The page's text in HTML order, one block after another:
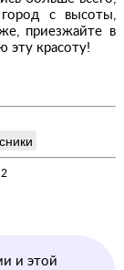
с высоты,
приезжайте в
эту красоту!
2
и этой